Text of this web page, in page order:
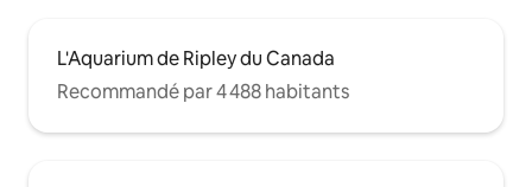
L'Aquarium de Ripley du Canada
Recommandé par 4 488 habitants